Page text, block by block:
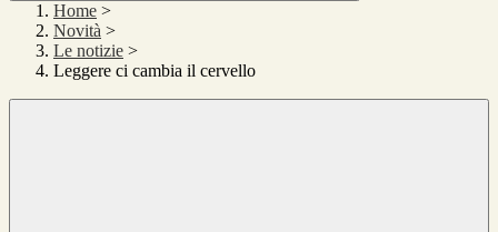
Home >
Novità >
Le notizie >
Leggere ci cambia il cervello